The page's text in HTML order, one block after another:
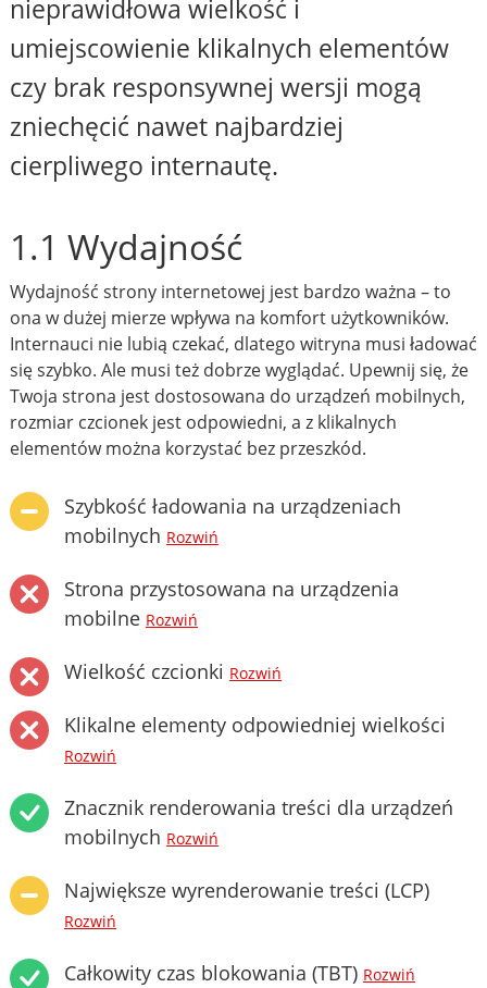
nieprawidłowa wielkość i
umiejscowienie klikalnych elementów
czy brak responsywnej wersji mogą
zniechęcić nawet najbardziej
cierpliwego internautę.
1.1 Wydajność
Wydajność strony internetowej jest bardzo ważna – to
ona w dużej mierze wpływa na komfort użytkowników.
Internauci nie lubią czekać, dlatego witryna musi ładować
się szybko. Ale musi też dobrze wyglądać. Upewnij się, że
Twoja strona jest dostosowana do urządzeń mobilnych,
rozmiar czcionek jest odpowiedni, a z klikalnych
elementów można korzystać bez przeszkód.
Szybkość ładowania na urządzeniach
mobilnych Rozwiń
Strona przystosowana na urządzenia
mobilne Rozwiń
Wielkość czcionki Rozwiń
Klikalne elementy odpowiedniej wielkości
Rozwiń
Znacznik renderowania treści dla urządzeń
mobilnych Rozwiń
Największe wyrenderowanie treści (LCP)
Rozwiń
Całkowity czas blokowania (TBT) Rozwiń